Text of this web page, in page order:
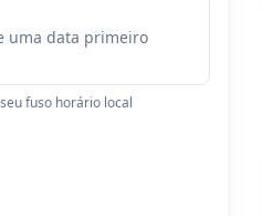
uma data primeiro
fuso horário local